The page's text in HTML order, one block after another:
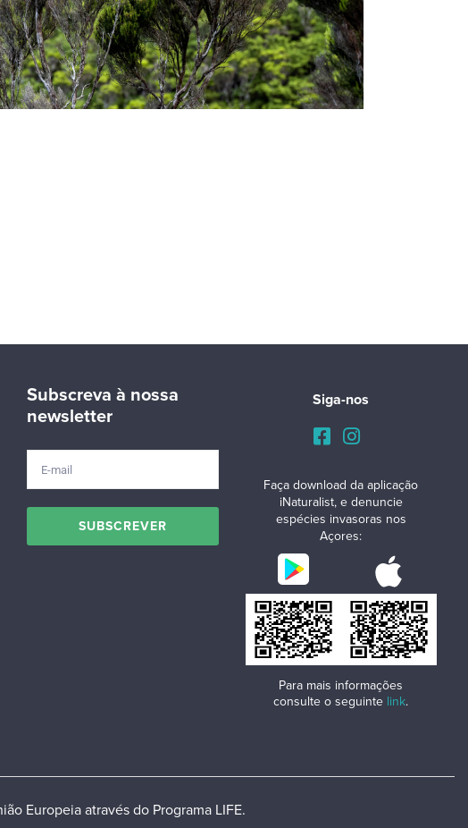
Subscreva à nossa
newsletter
Siga-nos
Faça download da aplicação
iNaturalist, e denuncie
espécies invasoras nos
Açores:
Para mais informações
consulte o seguinte link.
Europeia através do Programa LIFE.